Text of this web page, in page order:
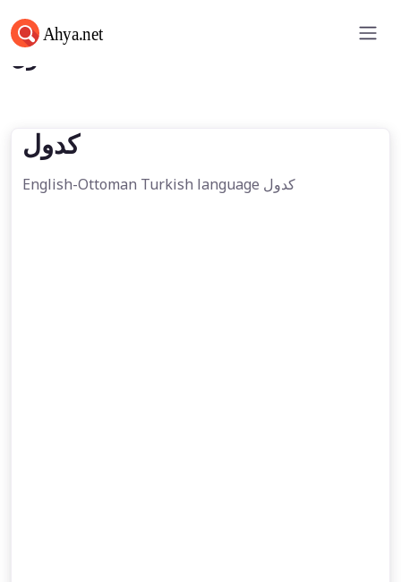
كدول
كدول
English-Ottoman Turkish language كدول